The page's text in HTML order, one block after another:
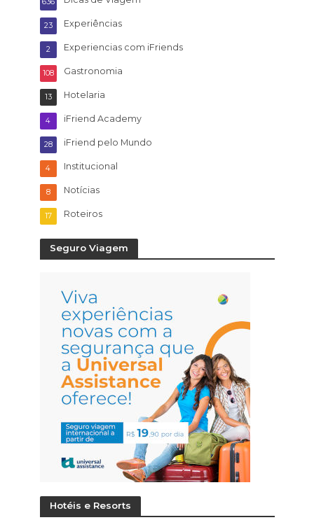
Experiências
23
Experiencias com iFriends
2
Gastronomia
108
Hotelaria
13
iFriend Academy
4
iFriend pelo Mundo
28
Institucional
4
Notícias
8
Roteiros
17
Seguro Viagem
Hotéis e Resorts